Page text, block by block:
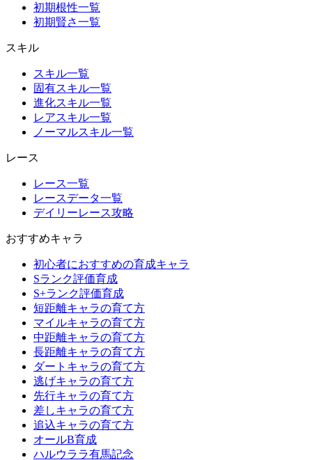
初期根性一覧
初期賢さ一覧
スキル
スキル一覧
固有スキル一覧
進化スキル一覧
レアスキル一覧
ノーマルスキル一覧
レース
レース一覧
レースデータ一覧
デイリーレース攻略
おすすめキャラ
初心者におすすめの育成キャラ
Sランク評価育成
S+ランク評価育成
短距離キャラの育て方
マイルキャラの育て方
中距離キャラの育て方
長距離キャラの育て方
ダートキャラの育て方
逃げキャラの育て方
先行キャラの育て方
差しキャラの育て方
追込キャラの育て方
オールB育成
ハルウララ有馬記念